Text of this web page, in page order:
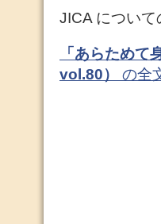
JICA について
「あらため
vol.80）
の全